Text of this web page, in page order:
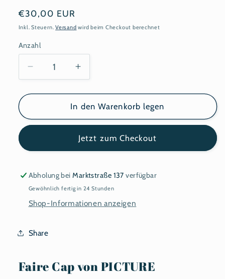
Normaler
Preis
€30,00 EUR
Inkl. Steuern.Versand wird beim Checkout berechnet
Anzahl
Anzahl
Verringere
die
Menge
PICTURE
CLOTHING
Cap
Erhöhe
die
Menge
für
PICTURE
CLOTHING
Cap
In den Warenkorb legen
Jetzt zum Checkout
Abholung beiMarktstraße 137 verfügbar
Gewöhnlich fertig in 24 Stunden
Shop-Informationen anzeigen
Share
Faire Cap von PICTURE